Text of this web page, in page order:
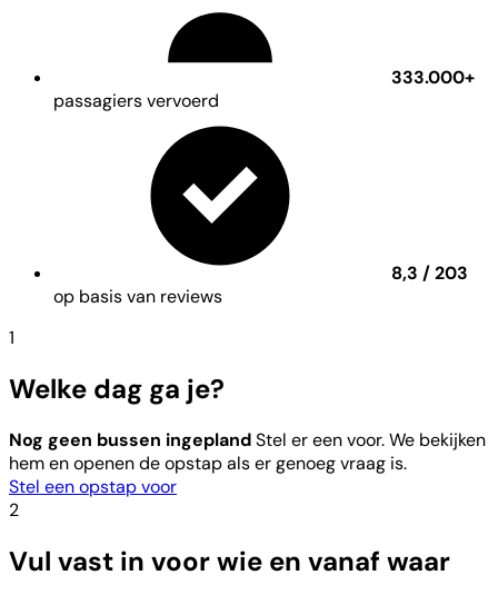
333.000+
passagiers vervoerd
8,3 / 203
op basis van reviews
1
Welke dag ga je?
Nog geen bussen ingeplandStel er een voor. We bekijken
hem en openen de opstap als er genoeg vraag is.
Stel een opstap voor
2
Vul vast in voor wie en vanaf waar